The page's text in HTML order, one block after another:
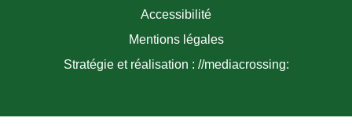
Accessibilité
Mentions légales
Stratégie et réalisation : //mediacrossing: